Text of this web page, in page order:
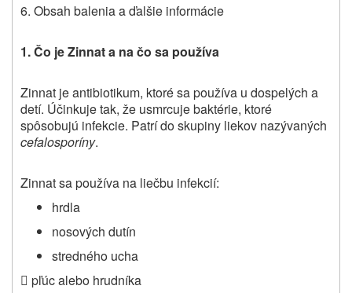
6. Obsah balenia a ďalšie informácie
1. Čo je Zinnat a na čo sa používa
Zinnat je antibiotikum, ktoré sa používa u dospelých a
detí. Účinkuje tak, že usmrcuje baktérie, ktoré
spôsobujú infekcie. Patrí do skupiny liekov nazývaných
cefalosporíny.
Zinnat sa používa na liečbu infekcií:
hrdla
nosových dutín
stredného ucha
 pľúc alebo hrudníka